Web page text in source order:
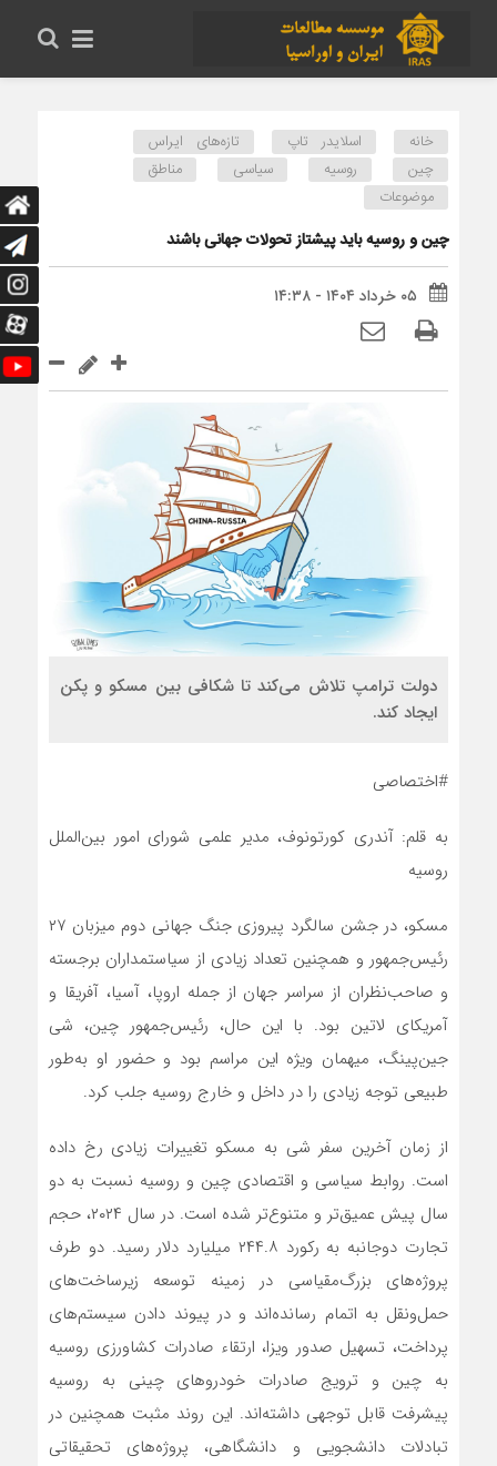
خانه اسلایدر تاپ
تازه‌های ایراس
چین
روسیه سیاسی
مناطق
موضوعات
چین و روسیه باید پیشتاز تحولات جهانی باشند
۰۵ خرداد ۱۴۰۴ - ۱۴:۳۸
دولت ترامپ تلاش می‌کند تا شکافی بین مسکو و پکن
ایجاد کند.
#اختصاصی
به قلم: آندری کورتونوف، مدیر علمی شورای امور بین‌الملل
روسیه
مسکو، در جشن سالگرد پیروزی جنگ جهانی دوم میزبان ۲۷
رئیس‌جمهور و همچنین تعداد زیادی از سیاستمداران برجسته
و صاحب‌نظران از سراسر جهان از جمله اروپا، آسیا، آفریقا و
آمریکای لاتین بود. با این حال، رئیس‌جمهور چین، شی
جین‌پینگ، میهمان ویژه‌ این مراسم بود و حضور او به‌طور
طبیعی توجه زیادی را در داخل و خارج روسیه جلب کرد.
از زمان آخرین سفر شی به مسکو تغییرات زیادی رخ داده
است. روابط سیاسی و اقتصادی چین و روسیه نسبت به دو
سال پیش عمیق‌تر و متنوع‌تر شده است. در سال ۲۰۲۴، حجم
تجارت دوجانبه به رکورد ۲۴۴.۸ میلیارد دلار رسید. دو طرف
پروژه‌های بزرگ‌مقیاسی در زمینه توسعه زیرساخت‌های
حمل‌ونقل به اتمام رسانده‌اند و در پیوند دادن سیستم‌های
پرداخت، تسهیل صدور ویزا، ارتقاء صادرات کشاورزی روسیه
به چین و ترویج صادرات خودروهای چینی به روسیه
پیشرفت قابل توجهی داشته‌اند. این روند مثبت همچنین در
تبادلات دانشجویی و دانشگاهی، پروژه‌های تحقیقاتی